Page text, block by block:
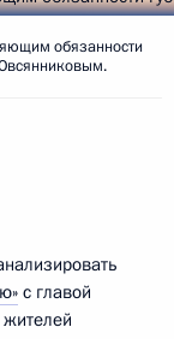
обязанности
с главой
жителей